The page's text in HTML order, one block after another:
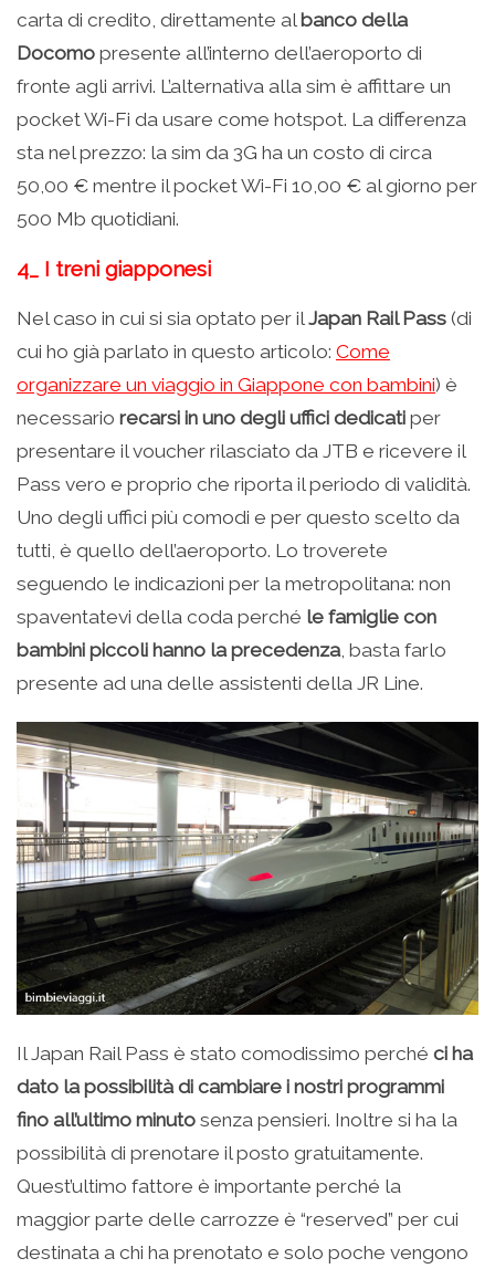
carta di credito, direttamente al banco della
Docomo presente all’interno dell’aeroporto di
fronte agli arrivi. L’alternativa alla sim è affittare un
pocket Wi-Fi da usare come hotspot. La differenza
sta nel prezzo: la sim da 3G ha un costo di circa
50,00 € mentre il pocket Wi-Fi 10,00 € al giorno per
500 Mb quotidiani.
4_ I treni giapponesi
Nel caso in cui si sia optato per ilJapan Rail Pass (di
cui ho già parlato in questo articolo: Come
organizzare un viaggio in Giappone con bambini) è
necessario recarsi in uno degli uffici dedicati per
presentare il voucher rilasciato da JTB e ricevere il
Pass vero e proprio che riporta il periodo di validità.
Uno degli uffici più comodi e per questo scelto da
tutti, è quello dell’aeroporto. Lo troverete
seguendo le indicazioni per la metropolitana: non
spaventatevi della coda perché le famiglie con
bambini piccoli hanno la precedenza, basta farlo
presente ad una delle assistenti della JR Line.
Il Japan Rail Pass è stato comodissimo perché ci ha
dato la possibilità di cambiare i nostri programmi
fino all’ultimo minuto senza pensieri. Inoltre si ha la
possibilità di prenotare il posto gratuitamente.
Quest’ultimo fattore è importante perché la
maggior parte delle carrozze è “reserved” per cui
destinata a chi ha prenotato e solo poche vengono